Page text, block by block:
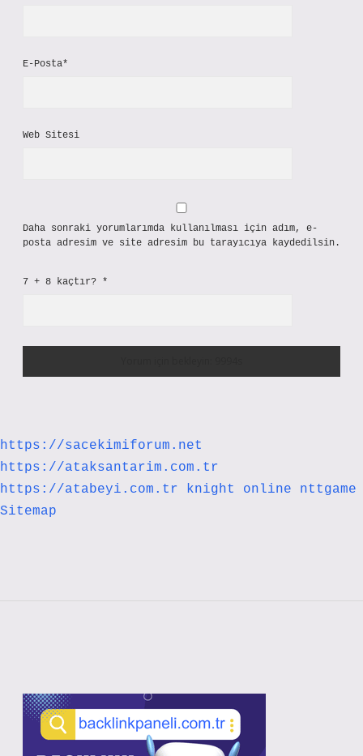
E-Posta*
Web Sitesi
Daha sonraki yorumlarımda kullanılması için adım, e-
posta adresim ve site adresim bu tarayıcıya kaydedilsin.
7 + 8 kaçtır? *
https://sacekimiforum.net
https://ataksantarim.com.tr
https://atabeyi.com.tr
knight online
nttgame
Sitemap